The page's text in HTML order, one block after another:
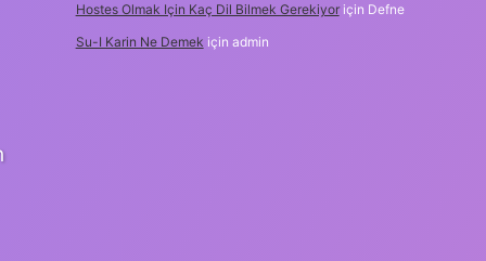
Hostes Olmak Için Kaç Dil Bilmek Gerekiyoriçin Defne
Su-I Karin Ne Demek için admin